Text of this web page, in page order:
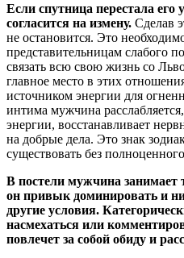
Если спутница перестала его
согласится на измену. Сделав
не остановится. Это
представительницам слабого
связать всю свою жизнь со
главное место в этих
источником энергии для
интима мужчина
энергии, восстанавливает
на добрые дела. Это знак
существовать без
В постели мужчина занимает
он привык доминировать и
другие условия.
насмехаться или
повлечет за собой обиду и